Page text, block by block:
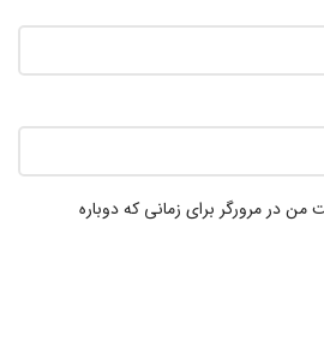
من در مرورگر برای زمانی که دوباره